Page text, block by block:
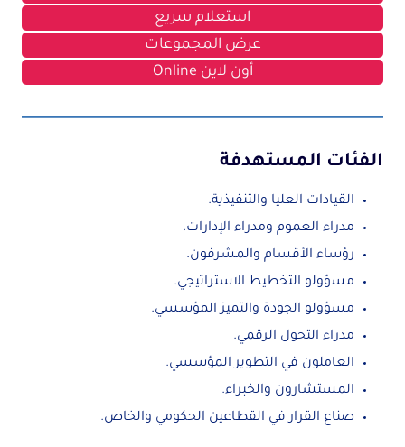
استعلام سريع
عرض المجموعات
أون لاين Online
الفئات المستهدفة
القيادات العليا والتنفيذية.
مدراء العموم ومدراء الإدارات.
رؤساء الأقسام والمشرفون.
مسؤولو التخطيط الاستراتيجي.
مسؤولو الجودة والتميز المؤسسي.
مدراء التحول الرقمي.
العاملون في التطوير المؤسسي.
المستشارون والخبراء.
صناع القرار في القطاعين الحكومي والخاص.